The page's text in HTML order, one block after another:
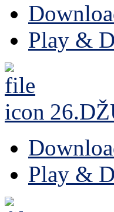
Play &
Play &